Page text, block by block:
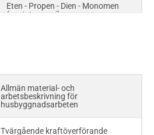
Eten - Propen - Dien - Monomen
(syntetgummi)
Glest monterade panelbräder
avsedda som underlag för skivor
och dylikt
Hållfasthetsklasser för
Allmän material- och
arbetsbeskrivning för
husbyggnadsarbeten
Tvärgående kraftöverförande